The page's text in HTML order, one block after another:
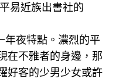
易近族出書社的
年夜特點。濃烈的平
在不雅者的身邊，那
好客的少男少女或許